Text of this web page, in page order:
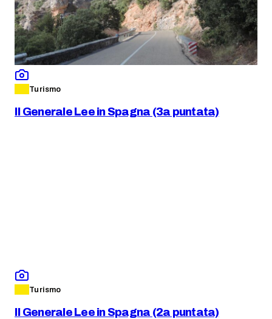
Turismo
Il Generale Lee in Spagna (3a puntata)
Turismo
Il Generale Lee in Spagna (2a puntata)